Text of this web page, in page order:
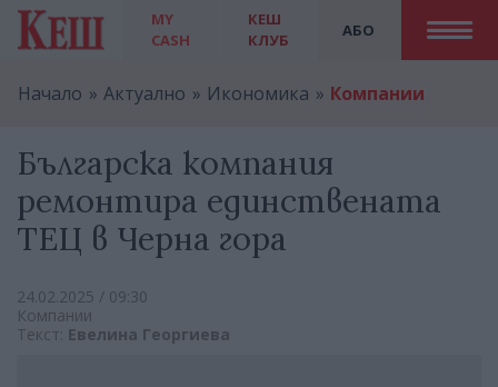
MY
CASH
АБО
КЕШ
КЛУБ
Начало Актуално Икономика Компании
Българска компания
ремонтира единствената
ТЕЦ в Черна гора
24.02.2025 / 09:30
Компании
Текст: Евелина Георгиева